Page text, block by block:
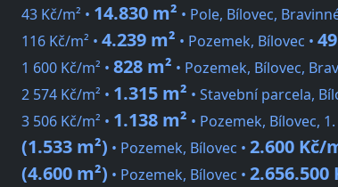
43 Kč/m² • 14.830 m² • Pole, Bílovec,
116 Kč/m² • 4.239 m² • Pozemek, Bílovec •
1 600 Kč/m² • 828 m² • Pozemek, Bílovec,
2 574 Kč/m² • 1.315 m² • Stavební parcela,
3 506 Kč/m² • 1.138 m² • Pozemek, Bílovec,
(1.533 m²) • Pozemek, Bílovec • 2.600 Kč/
(4.600 m²) • Pozemek, Bílovec • 2.656.500